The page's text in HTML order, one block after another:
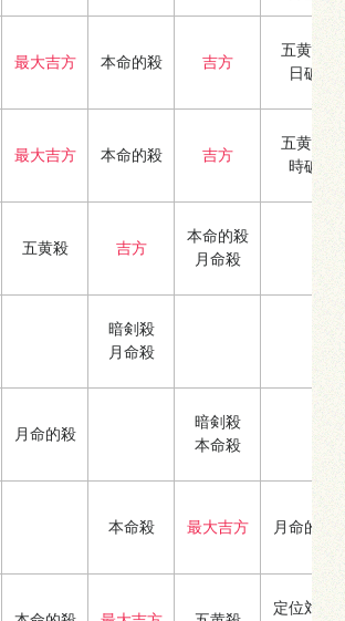
最大吉方 本命的殺 吉方
五黄殺
日破
最大吉方 本命的殺 吉方
五黄殺
時破
五黄殺 吉方
本命的殺
月命殺
暗剣殺
月命殺
月命的殺
暗剣殺
本命殺
本命殺 最大吉方 月命的殺
定位対冲